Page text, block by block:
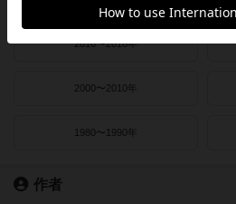
2016〜2018年
2000〜2010年
1980〜1990年
作者